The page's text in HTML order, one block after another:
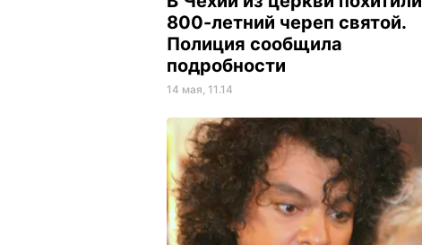
800-летний череп святой.
Полиция сообщила
подробности
14 мая, 11.14